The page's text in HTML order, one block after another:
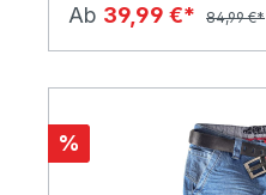
Ab 39,99 €* 84,99 €*
%